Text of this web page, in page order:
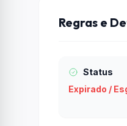
Regras e
Status
Expirado /